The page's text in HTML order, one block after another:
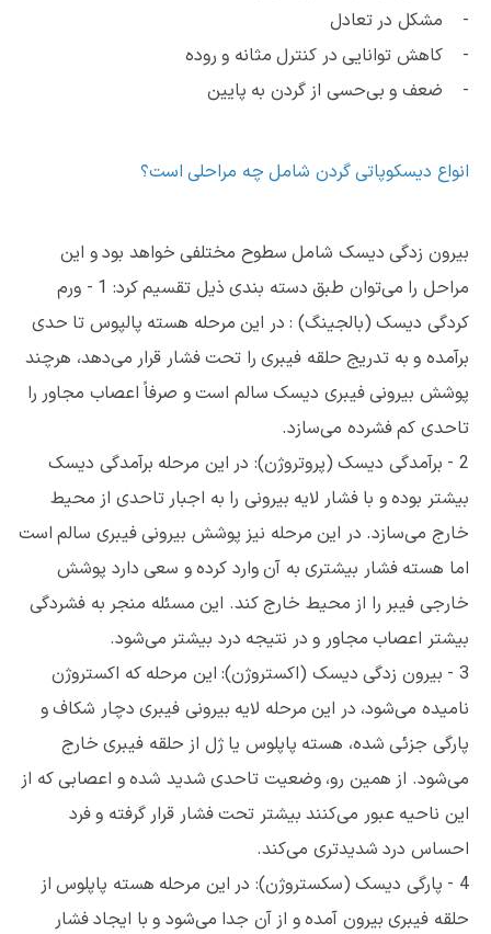
- مشکل در تعادل
- کاهش توانایی در کنترل مثانه و روده
- ضعف و بی‌حسی از گردن به پایین
انواع دیسکوپاتی گردن شامل چه مراحلی است؟
بیرون زدگی دیسک شامل سطوح مختلفی خواهد بود و این
مراحل را می‌توان طبق دسته بندی ذیل تقسیم کرد: 1 - ورم
کردگی دیسک (بالجینگ) : در این مرحله هسته پالپوس تا حدی
برآمده و به تدریج حلقه فیبری را تحت فشار قرار می‌دهد، هرچند
پوشش بیرونی فیبری دیسک سالم است و صرفاً اعصاب مجاور را
تاحدی کم فشرده می‌سازد.
2 - برآمدگی دیسک (پروتروژن): در این مرحله برآمدگی دیسک
بیشتر بوده و با فشار لایه بیرونی را به اجبار تاحدی از محیط
خارج می‌سازد. در این مرحله نیز پوشش بیرونی فیبری سالم است
اما هسته فشار بیشتری به آن وارد کرده و سعی دارد پوشش
خارجی فیبر را از محیط خارج کند. این مسئله منجر به فشردگی
بیشتر اعصاب مجاور و در نتیجه درد بیشتر می‌شود.
3 - بیرون زدگی دیسک (اکستروژن): این مرحله که اکستروژن
نامیده می‌شود، در این مرحله لایه بیرونی فیبری دچار شکاف و
پارگی جزئی شده، هسته پاپلوس یا ژل از حلقه فیبری خارج
می‌شود. از همین رو، وضعیت تاحدی شدید شده و اعصابی که از
این ناحیه عبور می‌کنند بیشتر تحت فشار قرار گرفته و فرد
احساس درد شدیدتری می‌کند.
4 - پارگی دیسک (سکستروژن): در این مرحله هسته پاپلوس از
حلقه فیبری بیرون آمده و از آن جدا می‌شود و با ایجاد فشار